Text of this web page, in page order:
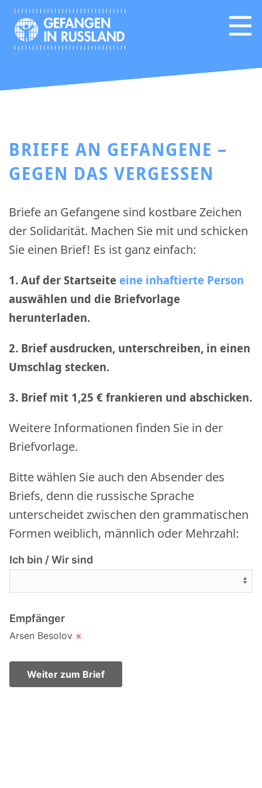
BRIEFE AN GEFANGENE –
GEGEN DAS VERGESSEN
Briefe an Gefangene sind kostbare Zeichen
der Solidarität. Machen Sie mit und schicken
Sie einen Brief! Es ist ganz einfach:
1. Auf der Startseite eine inhaftierte Person
auswählen und die Briefvorlage
herunterladen.
2. Brief ausdrucken, unterschreiben, in einen
Umschlag stecken.
3. Brief mit 1,25 € frankieren und abschicken.
Weitere Informationen finden Sie in der
Briefvorlage.
Bitte wählen Sie auch den Absender des
Briefs, denn die russische Sprache
unterscheidet zwischen den grammatischen
Formen weiblich, männlich oder Mehrzahl:
Ich bin / Wir sind
Empfänger
Arsen Besolov ×
Weiter zum Brief